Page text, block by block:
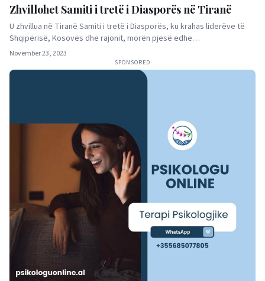
Zhvillohet Samiti i tretë i Diasporës në Tiranë
U zhvillua në Tiranë Samiti i tretë i Diasporës, ku krahas liderëve të
Shqipërisë, Kosovës dhe rajonit, morën pjesë edhe…
November 23, 2023
SPONSORED